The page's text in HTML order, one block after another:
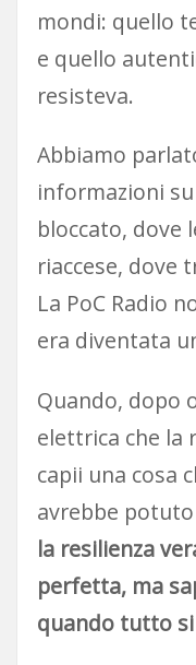
mondi: quello
e quello
resisteva.
Abbiamo
informazioni
bloccato, dove
riaccese, dove
La PoC Radio
era diventata
Quando, dopo
elettrica che la
capii una cosa
avrebbe
la resilienza
perfetta, ma
quando tutto